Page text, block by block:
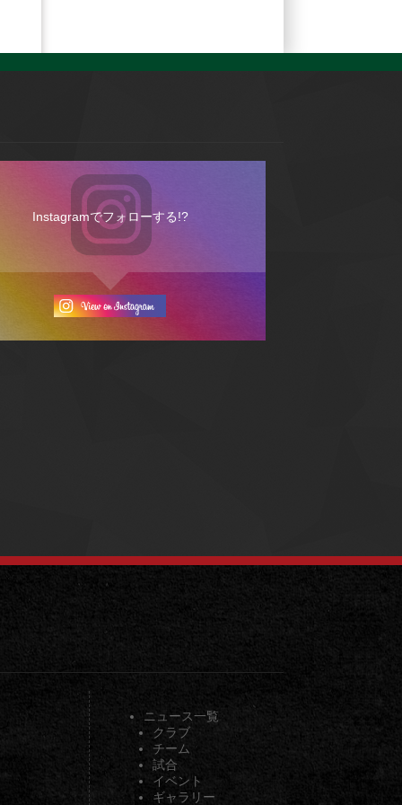
Instagramでフォローする!?
ニュース一覧
クラブ
チーム
試合
イベント
ギャラリー